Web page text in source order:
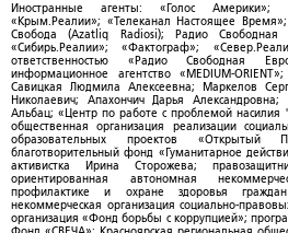
Иностранные агенты: «Голос Америки»;
«Крым.Реалии»; «Телеканал Настоящее
Свобода (Azatliq Radiosi); Радио Свободная
«Сибирь.Реалии»; «Фактограф»;
ответственностью «Радио Свободная
информационное агентство «MEDIUM-
Савицкая Людмила Алексеевна; Маркелов
Николаевич; Апахончич Дарья Александровна;
Альбац; «Центр по работе с проблемой
общественная организация реализации
образовательных проектов «Открытый
благотворительный фонд «Гуманитарное
активистка Ирина Сторожева;
ориентированная автономная
профилактике и охране здоровья
некоммерческая организация социально-
организация «Фонд борьбы с коррупцией»;